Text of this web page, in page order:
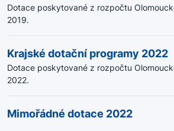
Dotace poskytované z rozpočtu
2019.
Krajské dotační programy 2022
Dotace poskytované z rozpočtu
2022.
Mimořádné dotace 2022